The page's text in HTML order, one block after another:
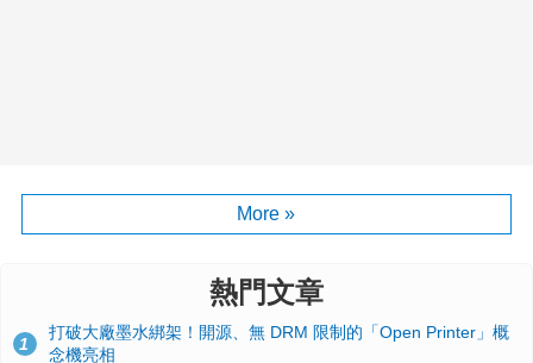
More »
熱門文章
1
打破大廠墨水綁架！開源、無 DRM 限制的「Open Printer」概
念機亮相